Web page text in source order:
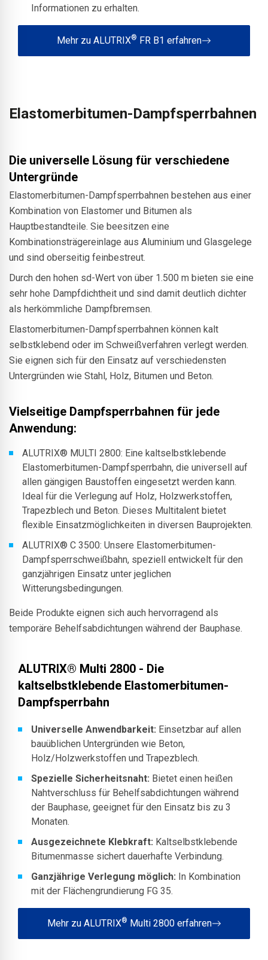
Informationen zu erhalten.
Mehr zu ALUTRIX® FR B1 erfahren
Elastomerbitumen-Dampfsperrbahnen
Die universelle Lösung für verschiedene
Untergründe
Elastomerbitumen-Dampfsperrbahnen bestehen aus einer
Kombination von Elastomer und Bitumen als
Hauptbestandteile. Sie beesitzen eine
Kombinationsträgereinlage aus Aluminium und Glasgelege
und sind oberseitig feinbestreut.
Durch den hohen sd-Wert von über 1.500 m bieten sie eine
sehr hohe Dampfdichtheit und sind damit deutlich dichter
als herkömmliche Dampfbremsen.
Elastomerbitumen-Dampfsperrbahnen können kalt
selbstklebend oder im Schweißverfahren verlegt werden.
Sie eignen sich für den Einsatz auf verschiedensten
Untergründen wie Stahl, Holz, Bitumen und Beton.
Vielseitige Dampfsperrbahnen für jede
Anwendung:
ALUTRIX® MULTI 2800: Eine kaltselbstklebende
Elastomerbitumen-Dampfsperrbahn, die universell auf
allen gängigen Baustoffen eingesetzt werden kann.
Ideal für die Verlegung auf Holz, Holzwerkstoffen,
Trapezblech und Beton. Dieses Multitalent bietet
flexible Einsatzmöglichkeiten in diversen Bauprojekten.
ALUTRIX® C 3500: Unsere Elastomerbitumen-
Dampfsperrschweißbahn, speziell entwickelt für den
ganzjährigen Einsatz unter jeglichen
Witterungsbedingungen.
Beide Produkte eignen sich auch hervorragend als
temporäre Behelfsabdichtungen während der Bauphase.
ALUTRIX® Multi 2800 - Die
kaltselbstklebende Elastomerbitumen-
Dampfsperrbahn
Universelle Anwendbarkeit: Einsetzbar auf allen
bauüblichen Untergründen wie Beton,
Holz/Holzwerkstoffen und Trapezblech.
Spezielle Sicherheitsnaht: Bietet einen heißen
Nahtverschluss für Behelfsabdichtungen während
der Bauphase, geeignet für den Einsatz bis zu 3
Monaten.
Ausgezeichnete Klebkraft: Kaltselbstklebende
Bitumenmasse sichert dauerhafte Verbindung.
Ganzjährige Verlegung möglich: In Kombination
mit der Flächengrundierung FG 35.
Mehr zu ALUTRIX® Multi 2800 erfahren